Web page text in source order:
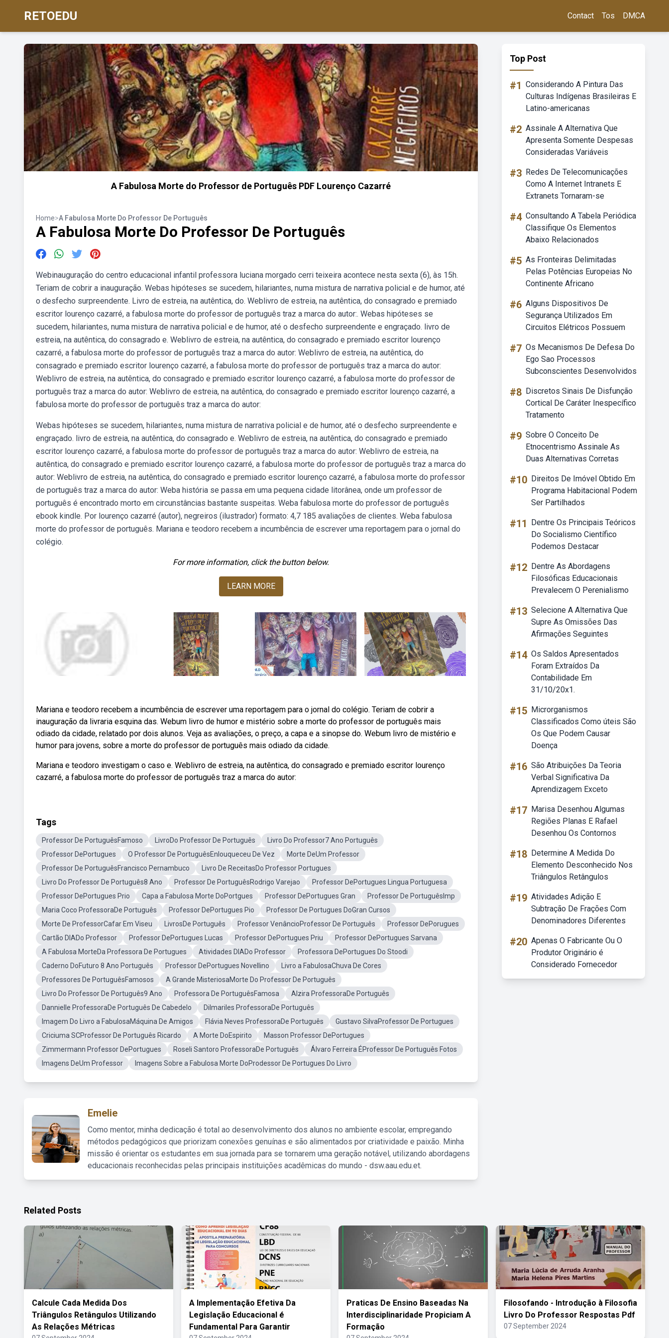
RETOEDU Contact Tos DMCA
A Fabulosa Morte do Professor de Português PDF Lourenço Cazarré
Home>A Fabulosa Morte Do Professor De Português
A Fabulosa Morte Do Professor De Português
Webinauguração do centro educacional infantil professora luciana morgado cerri teixeira acontece nesta sexta (6), às 15h.
Teriam de cobrir a inauguração. Webas hipóteses se sucedem, hilariantes, numa mistura de narrativa policial e de humor, até
o desfecho surpreendente. Livro de estreia, na autêntica, do. Weblivro de estreia, na autêntica, do consagrado e premiado
escritor lourenço cazarré, a fabulosa morte do professor de português traz a marca do autor:. Webas hipóteses se
sucedem, hilariantes, numa mistura de narrativa policial e de humor, até o desfecho surpreendente e engraçado. livro de
estreia, na autêntica, do consagrado e. Weblivro de estreia, na autêntica, do consagrado e premiado escritor lourenço
cazarré, a fabulosa morte do professor de português traz a marca do autor: Weblivro de estreia, na autêntica, do
consagrado e premiado escritor lourenço cazarré, a fabulosa morte do professor de português traz a marca do autor:
Weblivro de estreia, na autêntica, do consagrado e premiado escritor lourenço cazarré, a fabulosa morte do professor de
português traz a marca do autor: Weblivro de estreia, na autêntica, do consagrado e premiado escritor lourenço cazarré, a
fabulosa morte do professor de português traz a marca do autor:
Webas hipóteses se sucedem, hilariantes, numa mistura de narrativa policial e de humor, até o desfecho surpreendente e
engraçado. livro de estreia, na autêntica, do consagrado e. Weblivro de estreia, na autêntica, do consagrado e premiado
escritor lourenço cazarré, a fabulosa morte do professor de português traz a marca do autor: Weblivro de estreia, na
autêntica, do consagrado e premiado escritor lourenço cazarré, a fabulosa morte do professor de português traz a marca do
autor: Weblivro de estreia, na autêntica, do consagrado e premiado escritor lourenço cazarré, a fabulosa morte do professor
de português traz a marca do autor: Weba história se passa em uma pequena cidade litorânea, onde um professor de
português é encontrado morto em circunstâncias bastante suspeitas. Weba fabulosa morte do professor de português
ebook kindle. Por lourenço cazarré (autor), negreiros (ilustrador) formato: 4,7 185 avaliações de clientes. Weba fabulosa
morte do professor de português. Mariana e teodoro recebem a incumbência de escrever uma reportagem para o jornal do
colégio.
For more information, click the button below.
LEARN MORE
Mariana e teodoro recebem a incumbência de escrever uma reportagem para o jornal do colégio. Teriam de cobrir a
inauguração da livraria esquina das. Webum livro de humor e mistério sobre a morte do professor de português mais
odiado da cidade, relatado por dois alunos. Veja as avaliações, o preço, a capa e a sinopse do. Webum livro de mistério e
humor para jovens, sobre a morte do professor de português mais odiado da cidade.
Mariana e teodoro investigam o caso e. Weblivro de estreia, na autêntica, do consagrado e premiado escritor lourenço
cazarré, a fabulosa morte do professor de português traz a marca do autor:
Tags
Professor De PortuguêsFamoso LivroDo Professor De Português
Livro Do Professor7 Ano Português
Professor DePortugues
O Professor De PortuguêsEnlouqueceu De Vez
Morte DeUm Professor
Professor De PortuguêsFrancisco Pernambuco
Livro De ReceitasDo Professor Portugues
Livro Do Professor De Português8 Ano
Professor De PortuguêsRodrigo Varejao
Professor DePortugues Lingua Portuguesa
Professor DePortugues Prio
Capa a Fabulosa Morte DoPortgues Professor DePortugues Gran
Professor De PortuguêsImp
Maria Coco ProfessoraDe Português
Professor DePortugues Pio
Professor De Portugues DoGran Cursos
Morte De ProfessorCafar Em Viseu
LivrosDe Português Professor VenâncioProfessor De Português
Professor DePorugues
Cartão DIADo Professor
Professor DePortugues Lucas Professor DePortugues Priu
Professor DePortugues Sarvana
A Fabulosa MorteDa Professora De Portugues
Atividades DIADo Professor
Professora DePortugues Do Stoodi
Caderno DoFuturo 8 Ano Português
Professor DePortugues Novellino
Livro a FabulosaChuva De Cores
Professores De PortuguêsFamosos
A Grande MisteriosaMorte Do Professor De Português
Livro Do Professor De Português9 Ano
Professora De PortuguêsFamosa
Alzira ProfessoraDe Português
Dannielle ProfessoraDe Português De Cabedelo
Dilmariles ProfessoraDe Português
Imagem Do Livro a FabulosaMáquina De Amigos
Flávia Neves ProfessoraDe Português
Gustavo SilvaProfessor De Portugues
Criciuma SCProfessor De Português Ricardo
A Morte DoEspirito
Masson Professor DePortugues
Zimmermann Professor DePortugues
Roseli Santoro ProfessoraDe Português
Álvaro Ferreira ÉProfessor De Português Fotos
Imagens DeUm Professor
Imagens Sobre a Fabulosa Morte DoProdessor De Portugues Do Livro
Emelie
Como mentor, minha dedicação é total ao desenvolvimento dos alunos no ambiente escolar, empregando
métodos pedagógicos que priorizam conexões genuínas e são alimentados por criatividade e paixão. Minha
missão é orientar os estudantes em sua jornada para se tornarem uma geração notável, utilizando abordagens
educacionais reconhecidas pelas principais instituições acadêmicas do mundo - dsw.aau.edu.et.
Top Post
#1 Considerando A Pintura Das
Culturas Indígenas Brasileiras E
Latino-americanas
#2 Assinale A Alternativa Que
Apresenta Somente Despesas
Consideradas Variáveis
#3 Redes De Telecomunicações
Como A Internet Intranets E
Extranets Tornaram-se
#4 Consultando A Tabela Periódica
Classifique Os Elementos
Abaixo Relacionados
#5 As Fronteiras Delimitadas
Pelas Potências Europeias No
Continente Africano
#6 Alguns Dispositivos De
Segurança Utilizados Em
Circuitos Elétricos Possuem
#7 Os Mecanismos De Defesa Do
Ego Sao Processos
Subconscientes Desenvolvidos
#8 Discretos Sinais De Disfunção
Cortical De Caráter Inespecífico
Tratamento
#9 Sobre O Conceito De
Etnocentrismo Assinale As
Duas Alternativas Corretas
#10 Direitos De Imóvel Obtido Em
Programa Habitacional Podem
Ser Partilhados
#11
Dentre Os Principais Teóricos
Do Socialismo Científico
Podemos Destacar
#12 Dentre As Abordagens
Filosóficas Educacionais
Prevalecem O Perenialismo
#13 Selecione A Alternativa Que
Supre As Omissões Das
Afirmações Seguintes
#14 Os Saldos Apresentados
Foram Extraídos Da
Contabilidade Em
31/10/20x1.
#15 Microrganismos
Classificados Como úteis São
Os Que Podem Causar
Doença
#16 São Atribuições Da Teoria
Verbal Significativa Da
Aprendizagem Exceto
#17 Marisa Desenhou Algumas
Regiões Planas E Rafael
Desenhou Os Contornos
#18 Determine A Medida Do
Elemento Desconhecido Nos
Triângulos Retângulos
#19 Atividades Adição E
Subtração De Frações Com
Denominadores Diferentes
#20 Apenas O Fabricante Ou O
Produtor Originário é
Considerado Fornecedor
Related Posts
Calcule Cada Medida Dos
Triângulos Retângulos Utilizando
As Relações Métricas
A Implementação Efetiva Da
Legislação Educacional é
Fundamental Para Garantir
Praticas De Ensino Baseadas Na
Interdisciplinaridade Propiciam A
Formação
Filosofando - Introdução à Filosofia
Livro Do Professor Respostas Pdf
07 September 2024